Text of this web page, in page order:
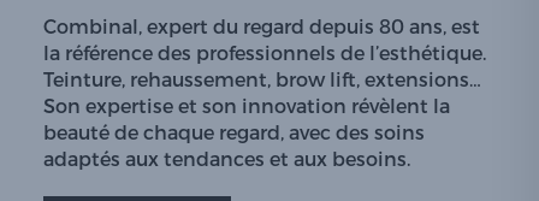
Combinal, expert du regard depuis 80 ans, est
la référence des professionnels de l’esthétique.
Teinture, rehaussement, brow lift, extensions…
Son expertise et son innovation révèlent la
beauté de chaque regard, avec des soins
adaptés aux tendances et aux besoins.